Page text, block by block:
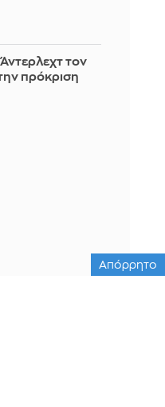
τον
πρόκριση
Απόρρητο